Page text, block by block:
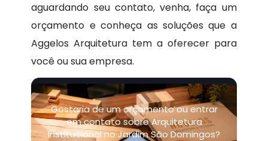
aguardando seu contato, venha, faça um
orçamento e conheça as soluções que a
Aggelos Arquitetura tem a oferecer para
você ou sua empresa.
Gostaria de um orçamento ou entrar
em contato sobre Arquitetura
Institucional no Jardim São Domingos?